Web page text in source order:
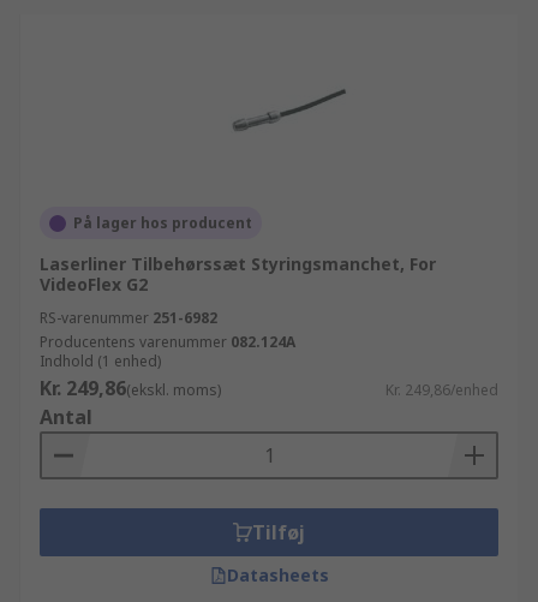
På lager hos producent
Laserliner Tilbehørssæt Styringsmanchet, For
VideoFlex G2
RS-varenummer 251-6982
Producentens varenummer 082.124A
Indhold (1 enhed)
Kr. 249,86(ekskl. moms) Kr. 249,86/enhed
Antal
Tilføj
Datasheets